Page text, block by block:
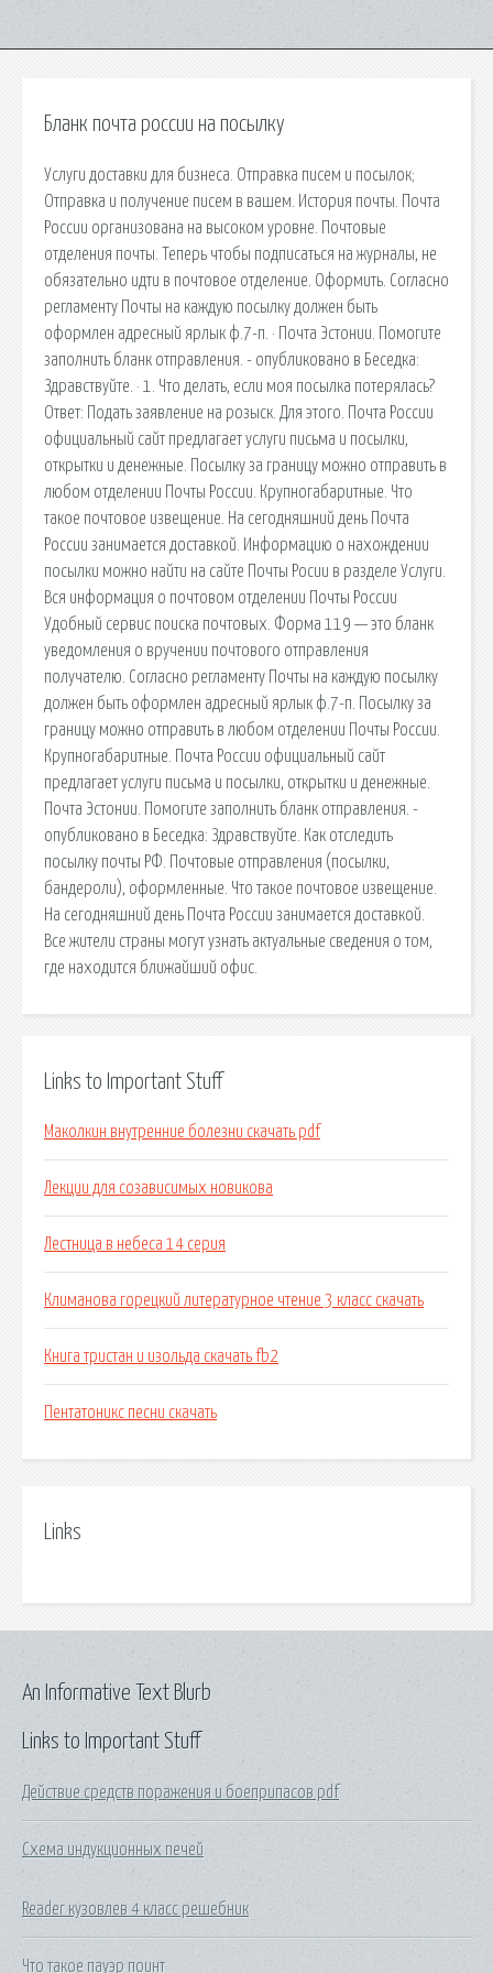
Бланк почта россии на посылку
Услуги доставки для бизнеса. Отправка писем и посылок;
Отправка и получение писем в вашем. История почты. Почта
России организована на высоком уровне. Почтовые
отделения почты. Теперь чтобы подписаться на журналы, не
обязательно идти в почтовое отделение. Оформить. Согласно
регламенту Почты на каждую посылку должен быть
оформлен адресный ярлык ф.7-п. · Почта Эстонии. Помогите
заполнить бланк отправления. - опубликовано в Беседка:
Здравствуйте. · 1. Что делать, если моя посылка потерялась?
Ответ: Подать заявление на розыск. Для этого. Почта России
официальный сайт предлагает услуги письма и посылки,
открытки и денежные. Посылку за границу можно отправить в
любом отделении Почты России. Крупногабаритные. Что
такое почтовое извещение. На сегодняшний день Почта
России занимается доставкой. Информацию о нахождении
посылки можно найти на сайте Почты Росии в разделе Услуги.
Вся информация о почтовом отделении Почты России
Удобный сервис поиска почтовых. Форма 119 — это бланк
уведомления о вручении почтового отправления
получателю. Согласно регламенту Почты на каждую посылку
должен быть оформлен адресный ярлык ф.7-п. Посылку за
границу можно отправить в любом отделении Почты России.
Крупногабаритные. Почта России официальный сайт
предлагает услуги письма и посылки, открытки и денежные.
Почта Эстонии. Помогите заполнить бланк отправления. -
опубликовано в Беседка: Здравствуйте. Как отследить
посылку почты РФ. Почтовые отправления (посылки,
бандероли), оформленные. Что такое почтовое извещение.
На сегодняшний день Почта России занимается доставкой.
Все жители страны могут узнать актуальные сведения о том,
где находится ближайший офис.
Links to Important Stuff
Маколкин внутренние болезни скачать pdf
Лекции для созависимых новикова
Лестница в небеса 14 серия
Климанова горецкий литературное чтение 3 класс скачать
Книга тристан и изольда скачать fb2
Пентатоникс песни скачать
Links
Links to Important Stuff
Действие средств поражения и боеприпасов pdf
Схема индукционных печей
Reader кузовлев 4 класс решебник
Что такое пауэр поинт
An Informative Text Blurb